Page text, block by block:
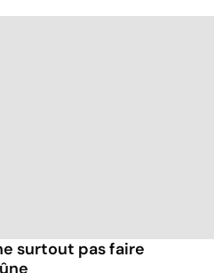
surtout pas faire